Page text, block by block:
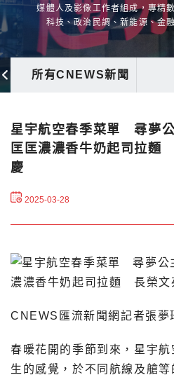
媒體人及影像工作者組成，專精
科技、政治民調、新能源、金
所有CNEWS新聞
星宇航空春季菜單 尋夢
匡匡濃濃香牛奶起司拉麵
慶
2025-03-28
CNEWS匯流新聞網記者張夢
春暖花開的季節到來，星宇
生的感覺，於不同航線及艙